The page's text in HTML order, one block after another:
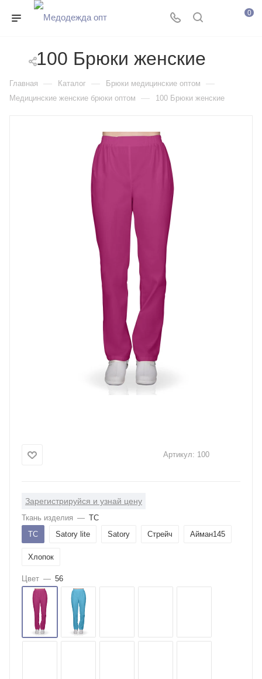
0
100 Брюки женские
Главная — Каталог — Брюки медицинские оптом —
Медицинские женские брюки оптом — 100 Брюки женские
Артикул: 100
Зарегистрируйся и узнай цену
Ткань изделия — ТС
ТС
Satory lite Satory Стрейч Айман145
Хлопок
Цвет — 56